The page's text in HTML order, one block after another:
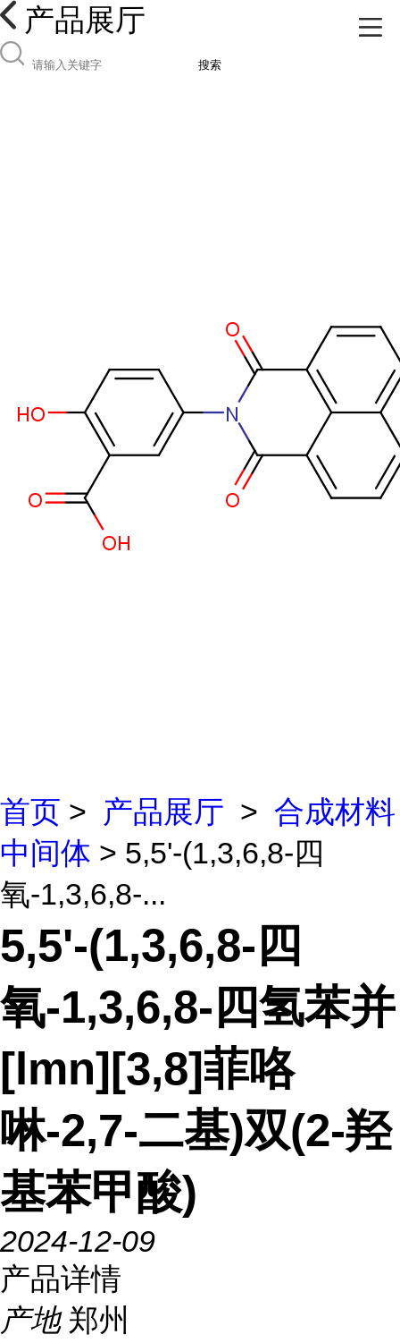
产品展厅
搜索
首页 > 产品展厅 > 合成材料
中间体 > 5,5'-(1,3,6,8-四
氧-1,3,6,8-...
5,5'-(1,3,6,8-四
氧-1,3,6,8-四氢苯并
[lmn][3,8]菲咯
啉-2,7-二基)双(2-羟
基苯甲酸)
2024-12-09
产品详情
产地 郑州